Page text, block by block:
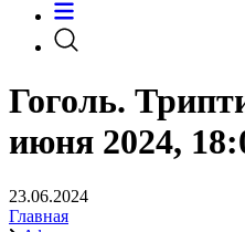
Гоголь.
июня 2024,
23.06.2024
Главная